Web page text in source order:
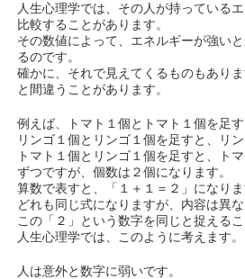
人生心理学では、その人が持っている
比較することがあります。
その数値によって、エネルギーが強い
るのです。
確かに、それで見えてくるものもあり
と間違うことがあります。
例えば、トマト１個とトマト１個を足
リンゴ１個とリンゴ１個を足すと、リン
トマト１個とリンゴ１個を足すと、ト
ずつですが、個数は２個になります。
算数で表すと、「１＋１＝２」になりま
どれも同じ式になりますが、内容は異な
この「２」という数字を同じと捉える
人生心理学では、このように考えます。
人は意外と数字に弱いです。